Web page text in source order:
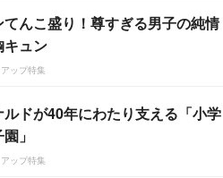
てんこ盛り！尊すぎる男子の純情
キュン
ップ特集
ルドが40年にわたり支える「小学
」
ップ特集